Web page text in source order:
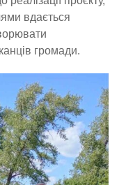
вдається
громади.